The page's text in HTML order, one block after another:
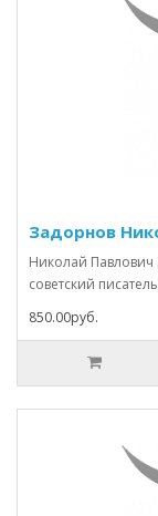
Задорнов
Николай Павлович
советский
850.00руб.